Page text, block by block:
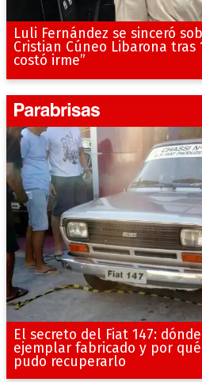
Luli Fernández se sinceró
Cristian Cúneo Libarona tras
costó irme”
El secreto del Fiat 147:
ejemplar fabricado y por
pudo recuperarlo